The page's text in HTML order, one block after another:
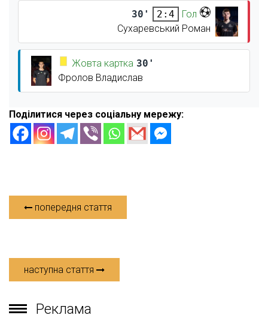
30' 2:4
Гол
Сухаревський Роман
Жовта картка 30'
Фролов Владислав
Поділитися через соціальну мережу:
попередня стаття
наступна стаття
Реклама